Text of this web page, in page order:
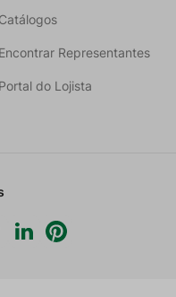
Catálogos
Encontrar Representantes
Portal do Lojista